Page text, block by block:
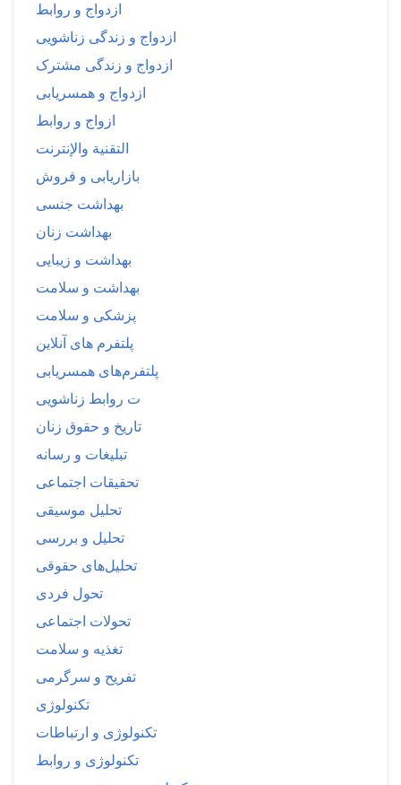
ازدواج و روابط
ازدواج و زندگی زناشویی
ازدواج و زندگی مشترک
ازدواج و همسریابی
ازواج و روابط
التقنية والإنترنت
بازاریابی و فروش
بهداشت جنسی
بهداشت زنان
بهداشت و زیبایی
بهداشت و سلامت
پزشکی و سلامت
پلتفرم های آنلاین
پلتفرم‌های همسریابی
ت روابط زناشویی
تاریخ و حقوق زنان
تبلیغات و رسانه
تحقیقات اجتماعی
تحلیل موسیقی
تحلیل و بررسی
تحلیل‌های حقوقی
تحول فردی
تحولات اجتماعی
تغذیه و سلامت
تفریح و سرگرمی
تکنولوژی
تکنولوژی و ارتباطات
تکنولوژی و روابط